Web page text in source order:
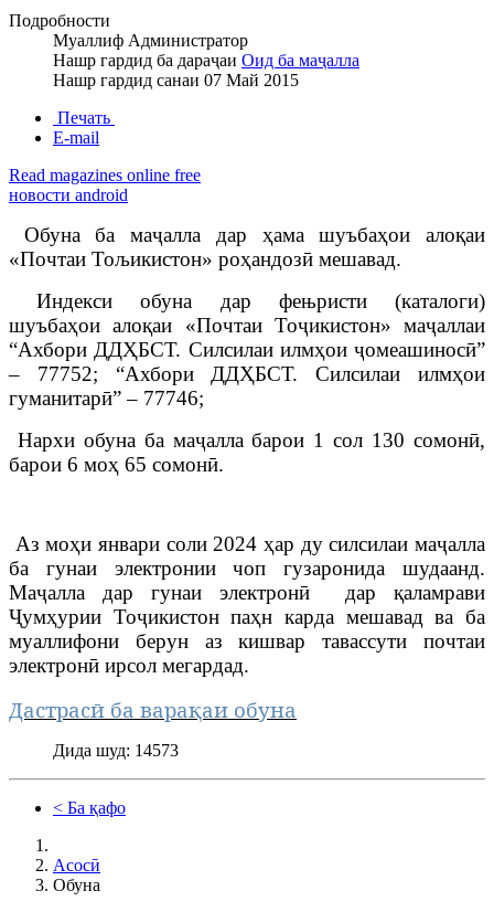
Подробности
Муаллиф Администратор
Нашр гардид ба дараҷаи Оид ба маҷалла
Нашр гардид санаи 07 Май 2015
Печать
E-mail
Read magazines online free
новости android
Обунабамаҷалла дар ҳамашуъбаҳоиалоқаи
«Почтаи Тољикистон» роҳандозӣ мешавад.
Индексиобуна дар фењристи(каталоги)
шуъбаҳоиалоқаи «Почтаи Тоҷикистон» маҷаллаи
“Ахбори ДДҲБСТ. Силсилаи илмҳои ҷомеашиносӣ”
– 77752; “Ахбори ДДҲБСТ. Силсилаи илмҳои
гуманитарӣ” – 77746;
Нархи обуна ба маҷалла барои 1 сол 130 сомонӣ,
барои 6 моҳ 65 сомонӣ.
Аз моҳи январи соли 2024 ҳар ду силсилаи маҷалла
ба гунаи электронии чоп гузаронида шудаанд.
Маҷалла дар гунаи электронӣ дар қаламрави
Ҷумҳурии Тоҷикистон паҳн карда мешавад ва ба
муаллифони берун аз кишвар тавассути почтаи
электронӣ ирсол мегардад.
Дастрасӣ ба варақаи обуна
Дида шуд: 14573
< Ба қафо
Асосӣ
Обуна